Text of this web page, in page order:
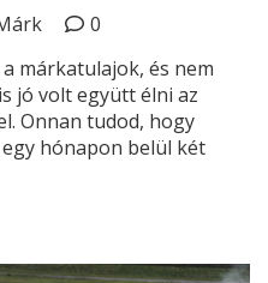
0
márkatulajok, és nem
jó volt együtt élni az
Onnan tudod, hogy
hónapon belül két